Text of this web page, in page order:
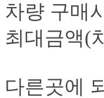
차량 구매
최대금액(
다른곳에